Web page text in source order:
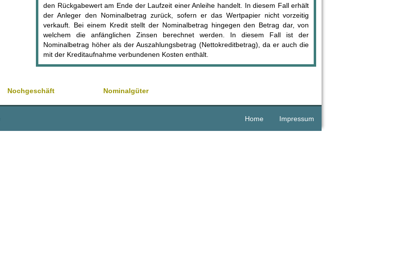
den Rückgabewert am Ende der Laufzeit einer Anleihe handelt. In diesem Fall erhält
der Anleger den Nominalbetrag zurück, sofern er das Wertpapier nicht vorzeitig
verkauft. Bei einem Kredit stellt der Nominalbetrag hingegen den Betrag dar, von
welchem die anfänglichen Zinsen berechnet werden. In diesem Fall ist der
Nominalbetrag höher als der Auszahlungsbetrag (Nettokreditbetrag), da er auch die
mit der Kreditaufnahme verbundenen Kosten enthält.
Nochgeschäft Nominalgüter
Home Impressum